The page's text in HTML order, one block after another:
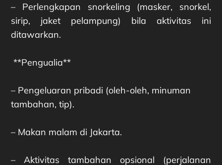
– Perlengkapan snorkeling (masker, snorkel,
sirip, jaket pelampung) bila aktivitas ini
ditawarkan.
**Pengualia**
– Pengeluaran pribadi (oleh-oleh, minuman
tambahan, tip).
– Makan malam di Jakarta.
– Aktivitas tambahan opsional (perjalanan